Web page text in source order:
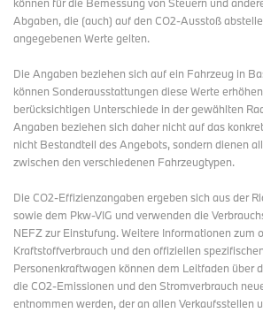
Abgaben, die (auch) auf den CO2-Ausstoß
angegebenen Werte gelten.
Die Angaben beziehen sich auf ein Fahrzeug in
können Sonderausstattungen diese Werte
berücksichtigen Unterschiede in der gewählten
Angaben beziehen sich daher nicht auf das
nicht Bestandteil des Angebots, sondern dienen
zwischen den verschiedenen Fahrzeugtypen.
Die CO2-Effizienzangaben ergeben sich aus der
sowie dem Pkw-VIG und verwenden die
NEFZ zur Einstufung. Weitere Informationen zum
Kraftstoffverbrauch und den offiziellen
Personenkraftwagen können dem Leitfaden über
die CO2-Emissionen und den Stromverbrauch
entnommen werden, der an allen Verkaufsstellen